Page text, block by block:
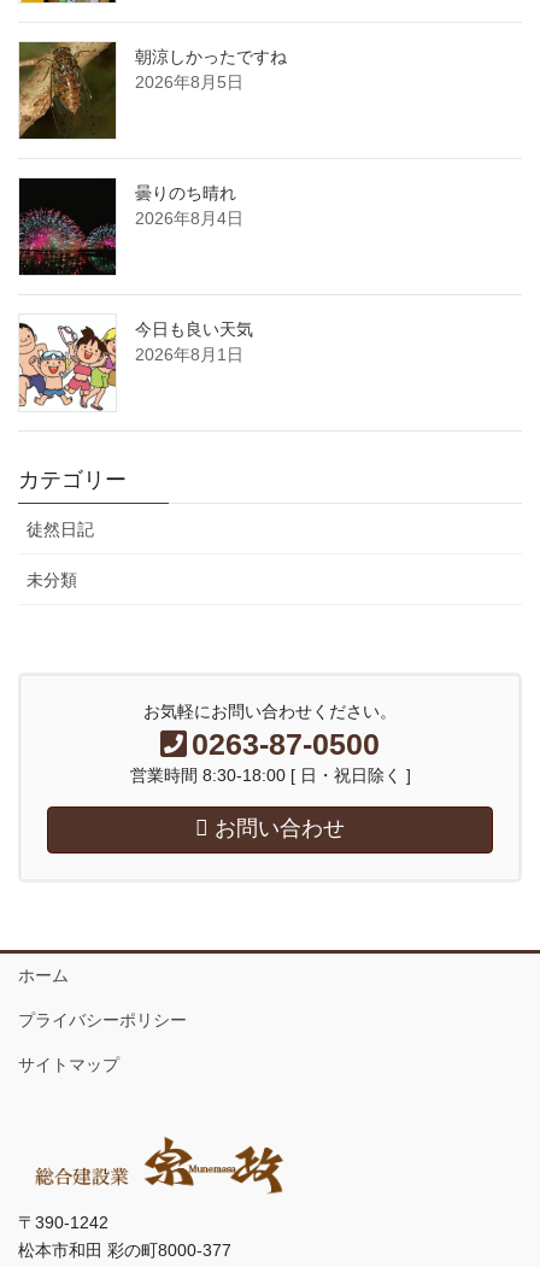
朝涼しかったですね
2026年8月5日
曇りのち晴れ
2026年8月4日
今日も良い天気
2026年8月1日
カテゴリー
徒然日記
未分類
お気軽にお問い合わせください。
0263-87-0500
営業時間 8:30-18:00 [ 日・祝日除く ]
お問い合わせ
ホーム
プライバシーポリシー
サイトマップ
〒390-1242
松本市和田 彩の町8000-377